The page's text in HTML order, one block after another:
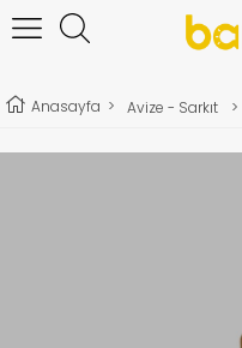
Anasayfa > Avize - Sarkıt >